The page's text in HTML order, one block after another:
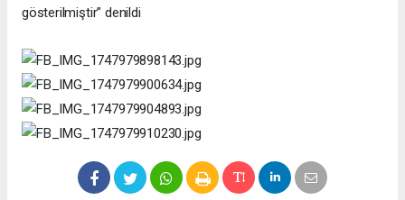
gösterilmiştir” denildi